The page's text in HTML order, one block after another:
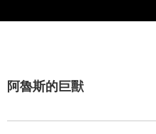
阿魯斯的巨獸